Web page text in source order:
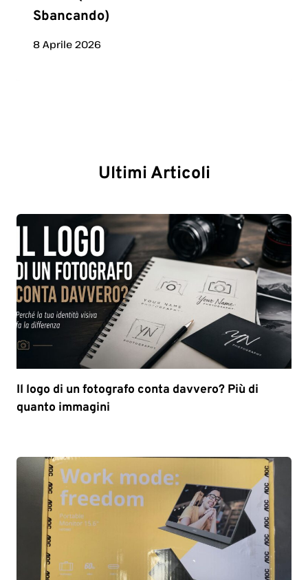
Sbancando)
8 Aprile 2026
Ultimi Articoli
Il logo di un fotografo conta davvero? Più di
quanto immagini